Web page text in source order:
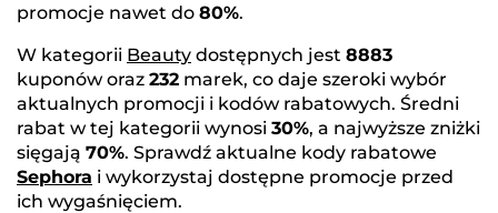
promocje nawet do 80%.
W kategorii Beauty dostępnych jest 8883
kuponów oraz 232 marek, co daje szeroki wybór
aktualnych promocji i kodów rabatowych. Średni
rabat w tej kategorii wynosi 30%, a najwyższe zniżki
sięgają 70%. Sprawdź aktualne kody rabatowe
Sephora i wykorzystaj dostępne promocje przed
ich wygaśnięciem.